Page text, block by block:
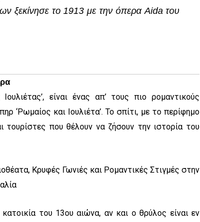
ξεκίνησε το 1913 με την όπερα Aida του
είναι ένας απ’ τους πιο ρομαντικούς
‘Ρωμαίος και Ιουλιέτα’. Το σπίτι, με το περίφημο
τουρίστες που θέλουν να ζήσουν την ιστορία του
του 13ου αιώνα, αν και ο θρύλος είναι εν